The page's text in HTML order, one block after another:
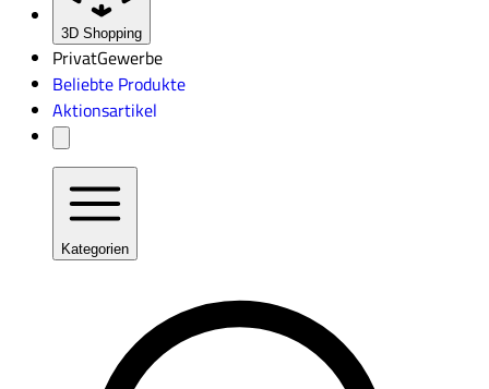
3D Shopping
PrivatGewerbe
Beliebte Produkte
Aktionsartikel
Kategorien